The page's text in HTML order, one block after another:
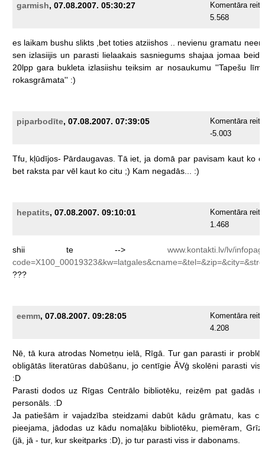
garmish, 07.08.2007. 05:30:27
Komentāra
5.568
es laikam bushu slikts ,bet toties atziishos nevienu gramatu
sen izlasiijis un parasti lielaakais sasniegums shajaa jomaa
20lpp gara bukleta izlasiishu teiksim ar nosaukumu ''Tapešu
rokasgrāmata'' :)
piparbodīte, 07.08.2007. 07:39:05
Komentāra
-5.003
Tfu, kļūdījos- Pārdaugavas. Tā iet, ja domā par pavisam kaut ko
bet raksta par vēl kaut ko citu ;) Kam negadās... :)
hepatits, 07.08.2007. 09:10:01
Komentāra
1.468
shii te -->
www.kontakti.lv/lv/
???
eemm, 07.08.2007. 09:28:05
Komentāra
4.208
Nē, tā kura atrodas Nometņu ielā, Rīgā. Tur gan parasti ir
obligātās literatūras dabūšanu, jo centīgie ĀVģ skolēni parasti visu
:D
Parasti dodos uz Rīgas Centrālo bibliotēku, reizēm pat gadās
personāls. :D
Ja patiešām ir vajadzība steidzami dabūt kādu grāmatu, kas
pieejama,
jādodas uz kādu nomaļāku bibliotēku, piemēram,
(jā,
jā - tur, kur skeitparks :D), jo tur parasti viss ir dabonams.